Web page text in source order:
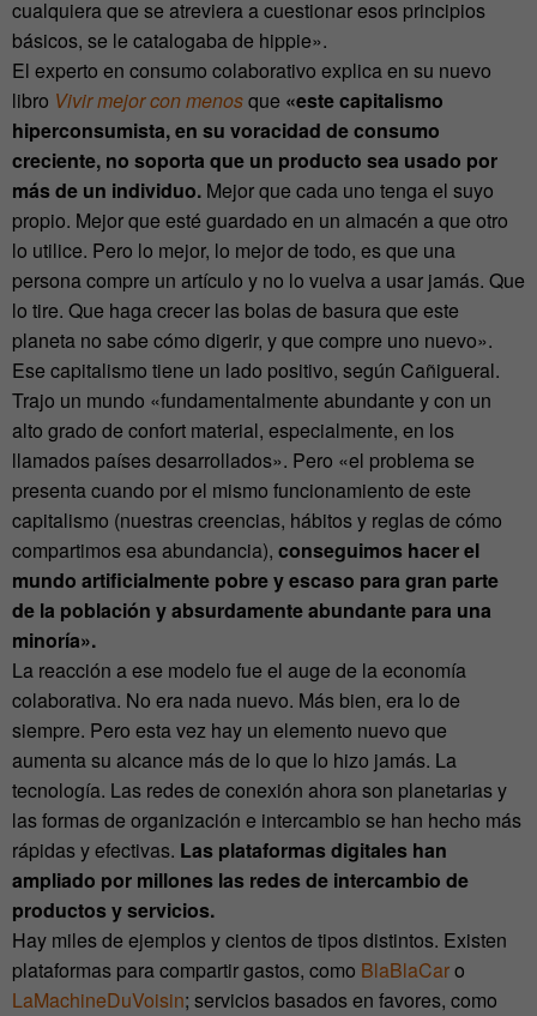
cualquiera que se atreviera a cuestionar esos principios
básicos, se le catalogaba de hippie».
El experto en consumo colaborativo explica en su nuevo
libro Vivir mejor con menosque «este capitalismo
hiperconsumista, en su voracidad de consumo
creciente, no soporta que un producto sea usado por
más de un individuo. Mejor que cada uno tenga el suyo
propio. Mejor que esté guardado en un almacén a que otro
lo utilice. Pero lo mejor, lo mejor de todo, es que una
persona compre un artículo y no lo vuelva a usar jamás. Que
lo tire. Que haga crecer las bolas de basura que este
planeta no sabe cómo digerir, y que compre uno nuevo».
Ese capitalismo tiene un lado positivo, según Cañigueral.
Trajo un mundo «fundamentalmente abundante y con un
alto grado de confort material, especialmente, en los
llamados países desarrollados». Pero «el problema se
presenta cuando por el mismo funcionamiento de este
capitalismo (nuestras creencias, hábitos y reglas de cómo
compartimos esa abundancia), conseguimos hacer el
mundo artificialmente pobre y escaso para gran parte
de la población y absurdamente abundante para una
minoría».
La reacción a ese modelo fue el auge de la economía
colaborativa. No era nada nuevo. Más bien, era lo de
siempre. Pero esta vez hay un elemento nuevo que
aumenta su alcance más de lo que lo hizo jamás. La
tecnología. Las redes de conexión ahora son planetarias y
las formas de organización e intercambio se han hecho más
rápidas y efectivas. Las plataformas digitales han
ampliado por millones las redes de intercambio de
productos y servicios.
Hay miles de ejemplos y cientos de tipos distintos. Existen
plataformas para compartir gastos, como BlaBlaCaro
LaMachineDuVoisin; servicios basados en favores, como